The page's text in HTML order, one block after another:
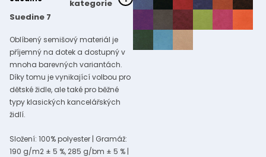
kategorie
Suedine 7
Oblíbený semišový materiál je
příjemný na dotek a dostupný v
mnoha barevných variantách.
Díky tomu je vynikající volbou pro
dětské židle, ale také pro běžné
typy klasických kancelářských
židlí.
Složení: 100% polyester | Gramáž:
190 g/m2 ± 5 %, 285 g/bm ± 5 % |